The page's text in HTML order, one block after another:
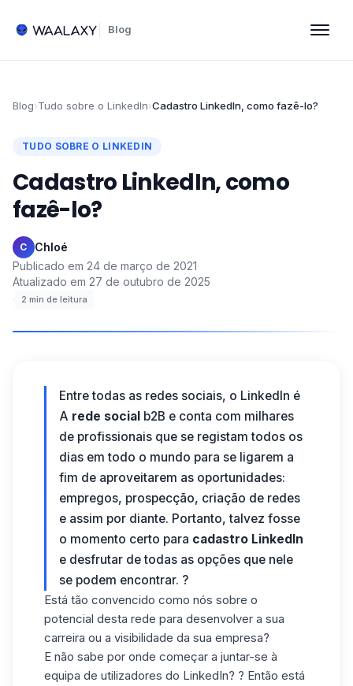
Blog
Blog›Tudo sobre o LinkedIn›Cadastro LinkedIn, como fazê-lo?
TUDO SOBRE O LINKEDIN
Cadastro LinkedIn, como
fazê-lo?
C Chloé·
Publicado em 24 de março de 2021·
Atualizado em 27 de outubro de 2025
·
2 min de leitura
Entre todas as redes sociais, o LinkedIn é
A rede social b2B e conta com milhares
de profissionais que se registam todos os
dias em todo o mundo para se ligarem a
fim de aproveitarem as oportunidades:
empregos, prospecção, criação de redes
e assim por diante. Portanto, talvez fosse
o momento certo para cadastro LinkedIn
e desfrutar de todas as opções que nele
se podem encontrar. ?
Está tão convencido como nós sobre o
potencial desta rede para desenvolver a sua
carreira ou a visibilidade da sua empresa?
E não sabe por onde começar a juntar-se à
equipa de utilizadores do LinkedIn? ? Então está